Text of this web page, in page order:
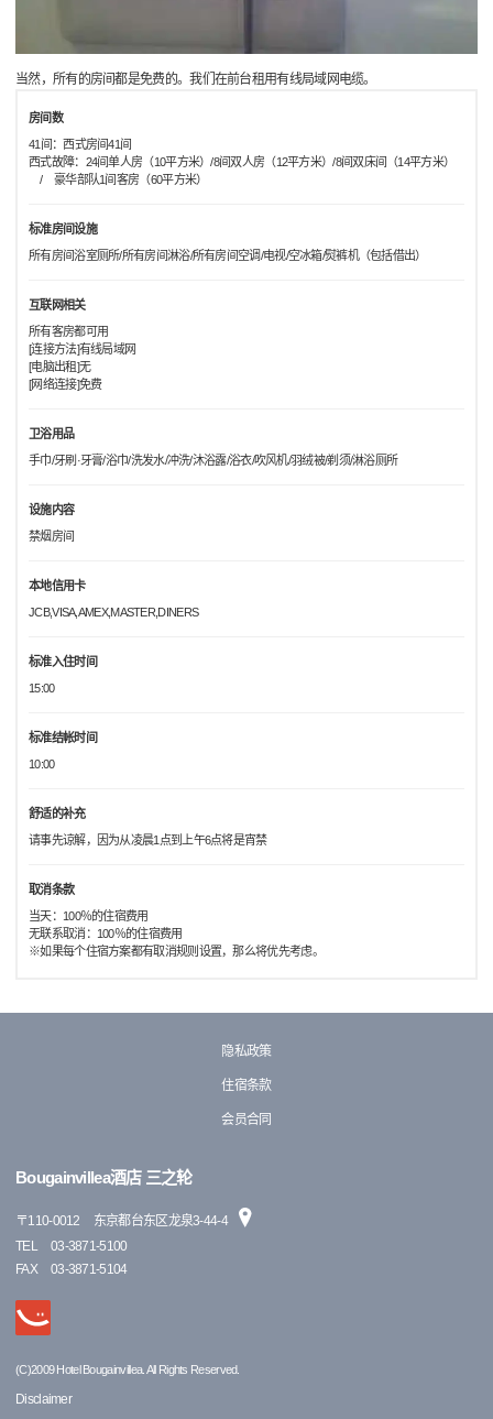
当然，所有的房间都是免费的。我们在前台租用有线局域网电缆。
房间数
41间：西式房间41间
西式故障：24间单人房（10平方米）/8间双人房（12平方米）/8间双床间（14平方米）
/ 豪华部队1间客房（60平方米）
标准房间设施
所有房间浴室厕所/所有房间淋浴/所有房间空调/电视/空冰箱/熨裤机（包括借出）
互联网相关
所有客房都可用
[连接方法]有线局域网
[电脑出租]无
[网络连接]免费
卫浴用品
手巾/牙刷·牙膏/浴巾/洗发水/冲洗/沐浴露/浴衣/吹风机/羽绒被/剃须/淋浴厕所
设施内容
禁烟房间
本地信用卡
JCB,VISA,AMEX,MASTER,DINERS
标准入住时间
15:00
标准结帐时间
10:00
舒适的补充
请事先谅解，因为从凌晨1点到上午6点将是宵禁
取消条款
当天：100％的住宿费用
无联系取消：100％的住宿费用
※如果每个住宿方案都有取消规则设置，那么将优先考虑。
隐私政策
住宿条款
会员合同
Bougainvillea酒店 三之轮
〒110-0012
东京都台东区龙泉3-44-4
TEL
03-3871-5100
FAX
03-3871-5104
(C)2009 Hotel Bougainvillea. All Rights Reserved.
Disclaimer